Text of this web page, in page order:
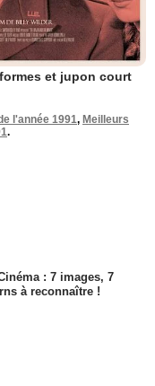
et jupon court
l'année 1991, Meilleurs
.
: 7 images, 7
à reconnaître !